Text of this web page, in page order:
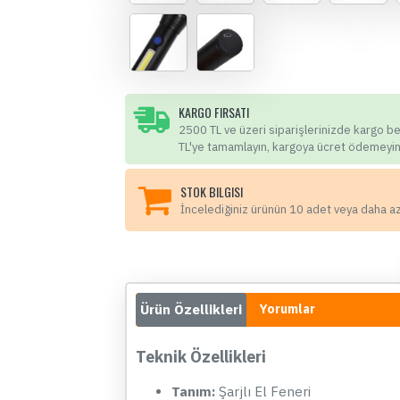
KARGO FIRSATI
2500 TL ve üzeri siparişlerinizde kargo
TL'ye tamamlayın, kargoya ücret
STOK BILGISI
İncelediğiniz ürünün 10 adet veya daha
Ürün Özellikleri Yorumlar
Teknik Özellikleri
Tanım: Şarjlı El Feneri